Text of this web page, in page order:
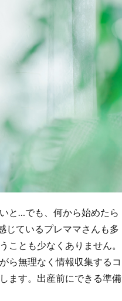
と…でも、何から始めたら
じているプレママさんも多
ことも少なくありません。
ら無理なく情報収集するコ
ます。出産前にできる準備